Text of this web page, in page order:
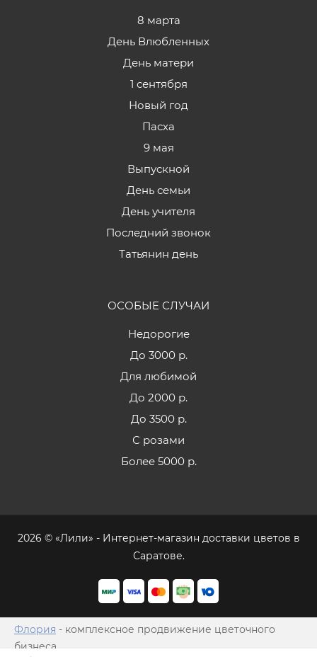
8 марта
День Влюбленных
День матери
1 сентября
Новый год
Пасха
9 мая
Выпускной
День семьи
День учителя
Последний звонок
Татьянин день
ОСОБЫЕ СЛУЧАИ
Недорогие
До 3000 р.
Для любимой
До 2000 р.
До 3500 р.
С розами
Более 5000 р.
2026 © «Лили» - Интернет-магазин доставки цветов в
Саратове.
Флория - комплексное продвижение цветочного
бизнеса